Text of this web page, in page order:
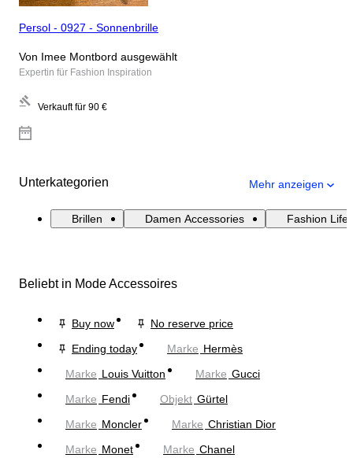
Persol - 0927 - Sonnenbrille
Von Imee Montbord ausgewählt
Expertin für Fashion Inspiration
Verkauft für 90 €
Unterkategorien Mehr anzeigen
Brillen Damen Accessories Fashion
Beliebt in Mode Accessoires
Buy now
No reserve price
Ending today
Marke Hermès
Marke Louis Vuitton Marke Gucci
Marke Fendi Objekt Gürtel
Marke Moncler Marke Christian Dior
Marke Monet Marke Chanel